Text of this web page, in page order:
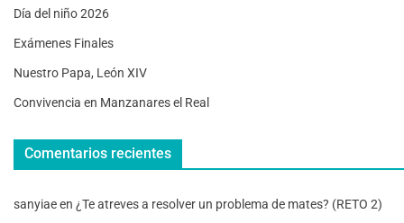
Día del niño 2026
Exámenes Finales
Nuestro Papa, León XIV
Convivencia en Manzanares el Real
Comentarios recientes
sanyiaeen ¿Te atreves a resolver un problema de mates? (RETO 2)